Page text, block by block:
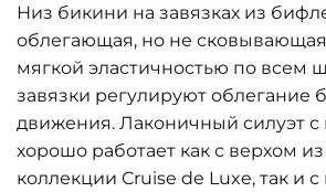
Низ бикини на завязках из
облегающая, но не сковывающая
мягкой эластичностью по всем
завязки регулируют облегание
движения. Лаконичный силуэт с
хорошо работает как с верхом
коллекции Cruise de Luxe, так и